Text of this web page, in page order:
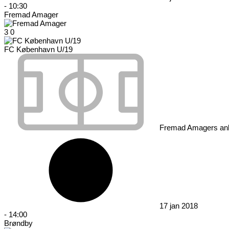
- 10:30
Fremad Amager
3 0
FC København U/19
Fremad Amagers
17 jan 2018
- 14:00
Brøndby